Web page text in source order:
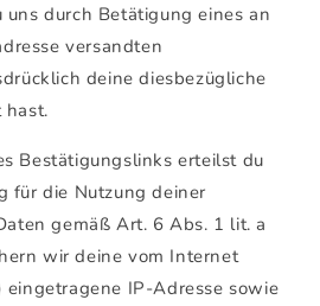
durch Betätigung eines an
versandten
deine diesbezügliche
Bestätigungslinks erteilst du
für die Nutzung deiner
gemäß Art. 6 Abs. 1 lit. a
wir deine vom Internet
eingetragene IP-Adresse sowie